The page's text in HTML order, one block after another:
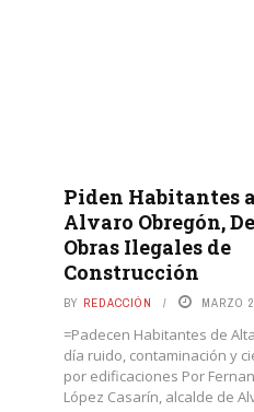
Piden Habitantes
Alvaro Obregón,
Obras Ilegales de
Construcción
BY REDACCIÓN MARZO
=Padecen Habitantes de
día ruido, contaminación y
por edificaciones Por
López Casarín, alcalde de